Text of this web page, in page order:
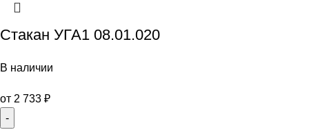
Стакан УГА1 08.01.020
В наличии
от 2 733 ₽